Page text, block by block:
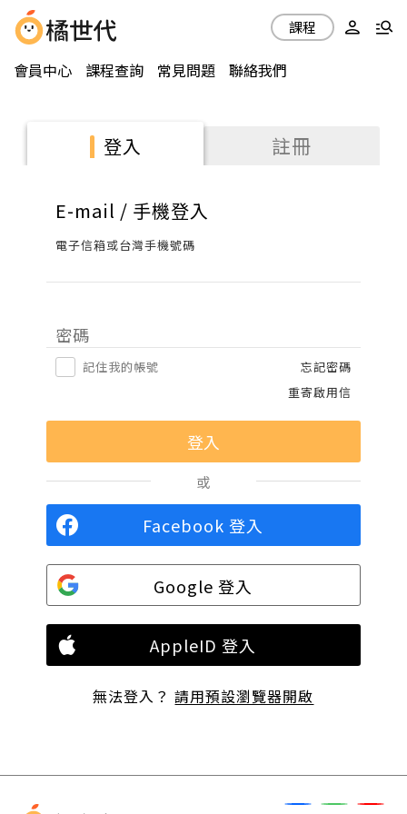
會員中心 課程查詢 常見問題 聯絡我們
課程
登入 註冊
E-mail / 手機登入
電子信箱或台灣手機號碼
密碼
記住我的帳號
忘記密碼
重寄啟用信
或
Facebook 登入
Google 登入
AppleID 登入
無法登入？請用預設瀏覽器開啟